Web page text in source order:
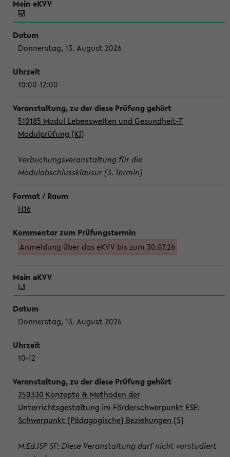
Donnerstag, 13. August 2026
10:00-12:00
510185 Modul Lebenswelten und Gesundheit-T
Modulprüfung (Kl)
Verbuchungsveranstaltung für die
Modulabschlussklausur (3. Termin)
H16
Anmeldung über das eKVV bis zum 30.07.26
Donnerstag, 13. August 2026
10-12
250330 Konzepte & Methoden der
Unterrichtsgestaltung im Förderschwerpunkt ESE:
Schwerpunkt (Pädagogische) Beziehungen (S)
M.Ed.ISP SF: Diese Veranstaltung darf nicht vorstudiert